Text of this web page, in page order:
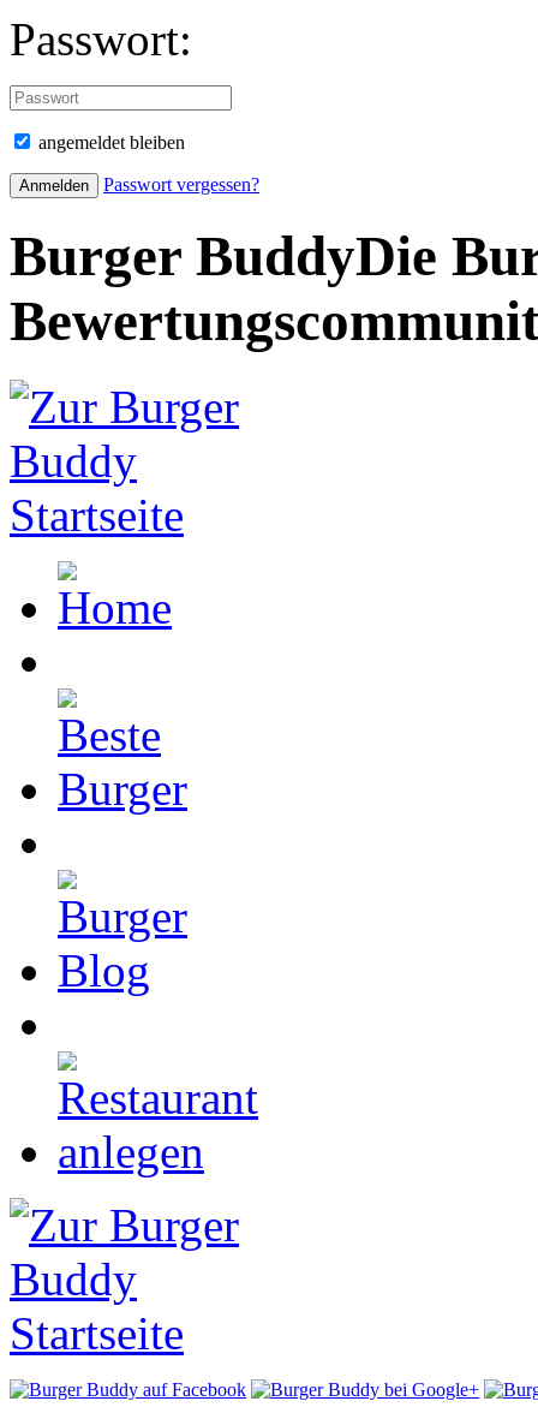
Passwort:
angemeldet bleiben
Passwort vergessen?
Burger BuddyDie